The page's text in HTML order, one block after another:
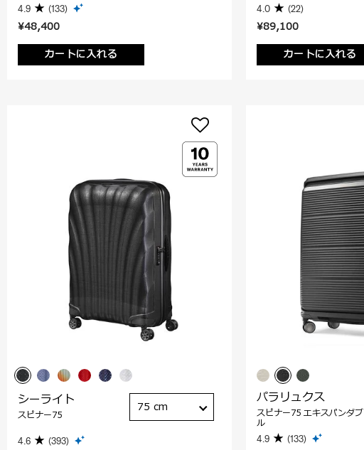
¥48,400
カートに入れる
4.9 (133)
¥89,100
カートに入れる
4.0 (22)
シーライト
スピナー75
4.6 (393)
75 cm
パラリュクス
スピナー75 エキスパンダブ
ル
4.9 (133)